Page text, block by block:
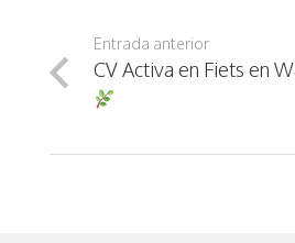
Entrada anterior
CV Activa en Fiets en